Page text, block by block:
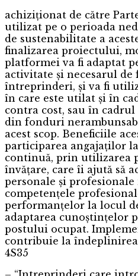
achiziționat de către
utilizat pe o perioada
de sustenabilitate a
finalizarea proiectului,
platformei va fi adaptat
activitate și necesarul
întreprinderi, și va fi
în care este utilat și în
contra cost, sau în
din fonduri
acest scop. Beneficiile
participarea angajaților
continuă, prin utilizarea
învățare, care îi ajută să
personale și profesionale
competențele
performanțelor la locul
adaptarea cunoștințelor
postului ocupat.
contribuie la
4S35